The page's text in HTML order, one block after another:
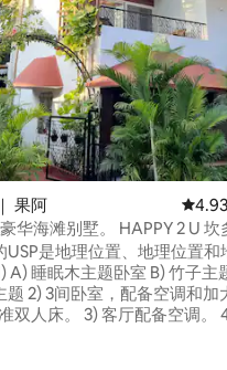
果阿 平均
华海滩别墅。 HAPPY 2 U 坎多林
）。
USP是地理位置、地理位置和
和加大双人
3) 客厅配备空调。 4) 通